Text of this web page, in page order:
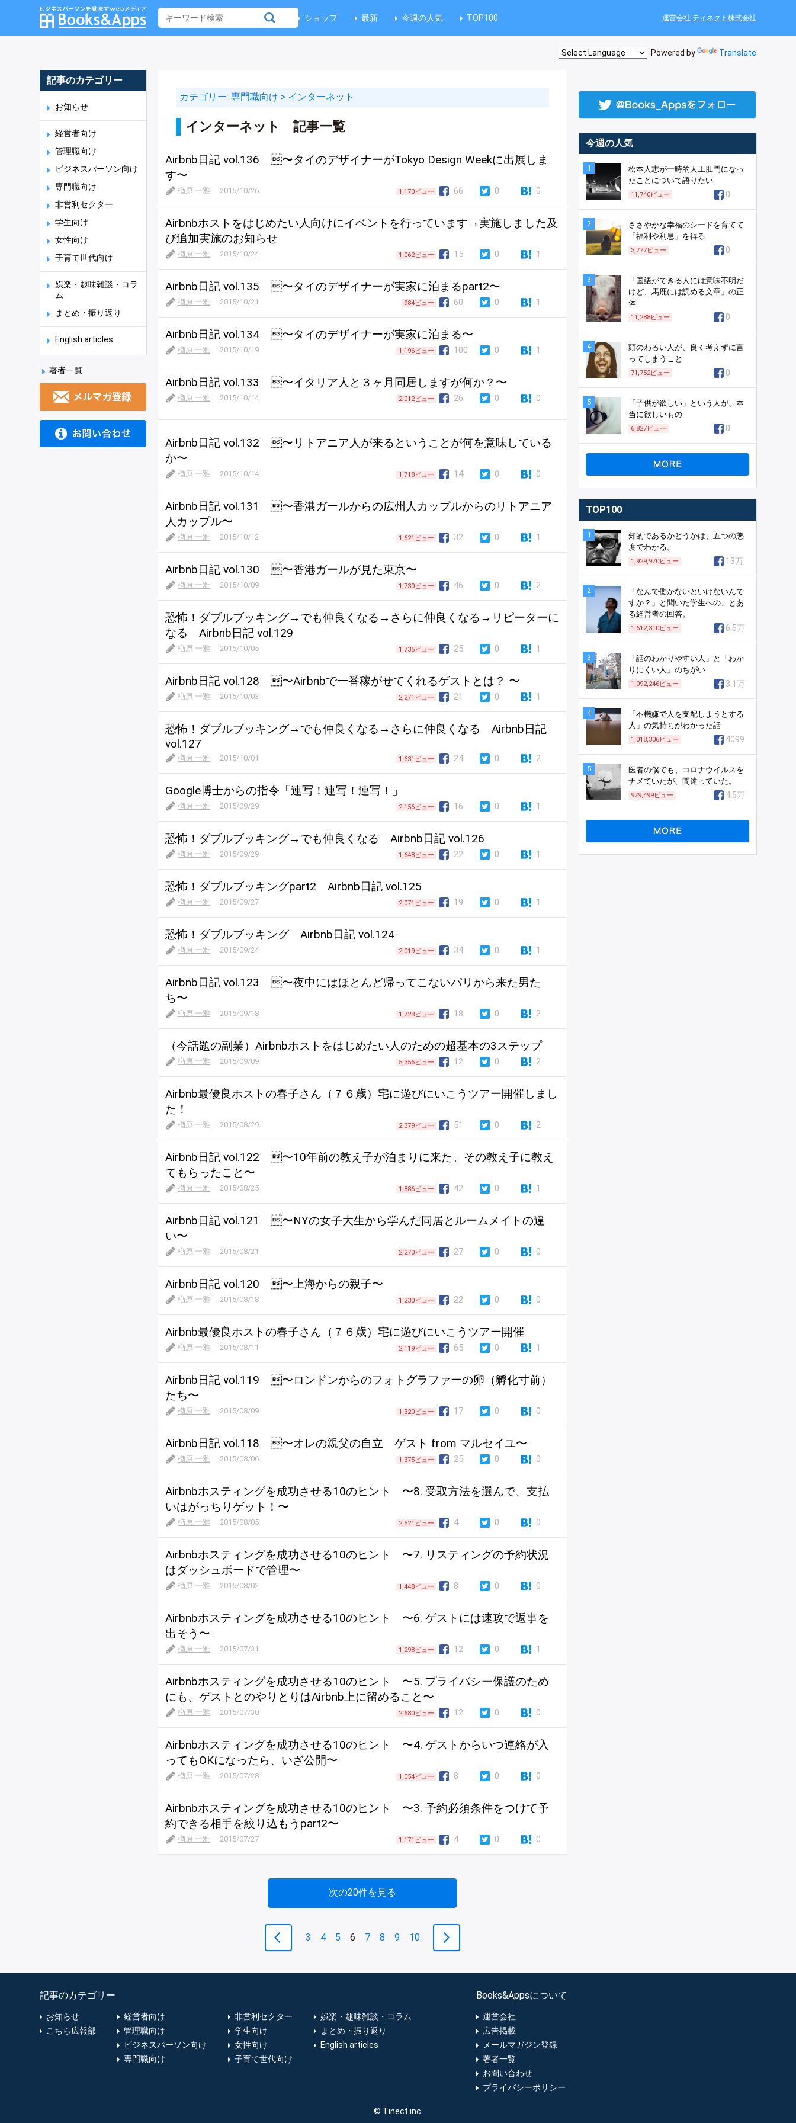
ショップ 最新 今週の人気 TOP100 運営会社 ティネクト株式会社
Powered by Translate
記事のカテゴリー
お知らせ
経営者向け
管理職向け
ビジネスパーソン向け
専門職向け
非営利セクター
学生向け
女性向け
子育て世代向け
娯楽・趣味雑談・コラ
ム
まとめ・振り返り
English articles
著者一覧
カテゴリー: 専門職向け > インターネット
インターネット 記事一覧
Airbnb日記 vol.136 〜タイのデザイナーがTokyo Design Weekに出展しま
す〜
楢原 一雅 2015/10/26 1,170ビュー 66 0 0
Airbnbホストをはじめたい人向けにイベントを行っています→実施しました及
び追加実施のお知らせ
楢原 一雅 2015/10/24 1,062ビュー 15 0 1
Airbnb日記 vol.135 〜タイのデザイナーが実家に泊まるpart2〜
楢原 一雅 2015/10/21 984ビュー 60 0 1
Airbnb日記 vol.134 〜タイのデザイナーが実家に泊まる〜
楢原 一雅 2015/10/19 1,196ビュー 100 0 1
Airbnb日記 vol.133 〜イタリア人と３ヶ月同居しますが何か？〜
楢原 一雅 2015/10/14 2,012ビュー 26 0 0
Airbnb日記 vol.132 〜リトアニア人が来るということが何を意味している
か〜
楢原 一雅 2015/10/14 1,718ビュー 14 0 0
Airbnb日記 vol.131 〜香港ガールからの広州人カップルからのリトアニア
人カップル〜
楢原 一雅 2015/10/12 1,621ビュー 32 0 1
Airbnb日記 vol.130 〜香港ガールが見た東京〜
楢原 一雅 2015/10/09 1,730ビュー 46 0 2
恐怖！ダブルブッキング→でも仲良くなる→さらに仲良くなる→リピーターに
なる Airbnb日記 vol.129
楢原 一雅 2015/10/05 1,735ビュー 25 0 1
Airbnb日記 vol.128 〜Airbnbで一番稼がせてくれるゲストとは？ 〜
楢原 一雅 2015/10/03 2,271ビュー 21 0 1
恐怖！ダブルブッキング→でも仲良くなる→さらに仲良くなる Airbnb日記
vol.127
楢原 一雅 2015/10/01 1,631ビュー 24 0 2
Google博士からの指令「連写！連写！連写！」
楢原 一雅 2015/09/29 2,156ビュー 16 0 1
恐怖！ダブルブッキング→でも仲良くなる Airbnb日記 vol.126
楢原 一雅 2015/09/29 1,648ビュー 22 0 1
恐怖！ダブルブッキングpart2 Airbnb日記 vol.125
楢原 一雅 2015/09/27 2,071ビュー 19 0 1
恐怖！ダブルブッキング Airbnb日記 vol.124
楢原 一雅 2015/09/24 2,019ビュー 34 0 1
Airbnb日記 vol.123 〜夜中にはほとんど帰ってこないパリから来た男た
ち〜
楢原 一雅 2015/09/18 1,728ビュー 18 0 2
（今話題の副業）Airbnbホストをはじめたい人のための超基本の3ステップ
楢原 一雅 2015/09/09 5,356ビュー 12 0 2
Airbnb最優良ホストの春子さん（７６歳）宅に遊びにいこうツアー開催しまし
た！
楢原 一雅 2015/08/29 2,379ビュー 51 0 2
Airbnb日記 vol.122 〜10年前の教え子が泊まりに来た。その教え子に教え
てもらったこと〜
楢原 一雅 2015/08/25 1,886ビュー 42 0 1
Airbnb日記 vol.121 〜NYの女子大生から学んだ同居とルームメイトの違
い〜
楢原 一雅 2015/08/21 2,270ビュー 27 0 0
Airbnb日記 vol.120 〜上海からの親子〜
楢原 一雅 2015/08/18 1,230ビュー 22 0 0
Airbnb最優良ホストの春子さん（７６歳）宅に遊びにいこうツアー開催
楢原 一雅 2015/08/11 2,119ビュー 65 0 1
Airbnb日記 vol.119 〜ロンドンからのフォトグラファーの卵（孵化寸前）
たち〜
楢原 一雅 2015/08/09 1,320ビュー 17 0 0
Airbnb日記 vol.118 〜オレの親父の自立 ゲスト from マルセイユ〜
楢原 一雅 2015/08/06 1,375ビュー 25 0 0
Airbnbホスティングを成功させる10のヒント 〜8. 受取方法を選んで、支払
いはがっちりゲット！〜
楢原 一雅 2015/08/05 2,521ビュー 4 0 0
Airbnbホスティングを成功させる10のヒント 〜7. リスティングの予約状況
はダッシュボードで管理〜
楢原 一雅 2015/08/02 1,448ビュー 8 0 0
Airbnbホスティングを成功させる10のヒント 〜6. ゲストには速攻で返事を
出そう〜
楢原 一雅 2015/07/31 1,298ビュー 12 0 1
Airbnbホスティングを成功させる10のヒント 〜5. プライバシー保護のため
にも、ゲストとのやりとりはAirbnb上に留めること〜
楢原 一雅 2015/07/30 2,680ビュー 12 0 0
Airbnbホスティングを成功させる10のヒント 〜4. ゲストからいつ連絡が入
ってもOKになったら、いざ公開〜
楢原 一雅 2015/07/28 1,054ビュー 8 0 0
Airbnbホスティングを成功させる10のヒント 〜3. 予約必須条件をつけて予
約できる相手を絞り込もうpart2〜
楢原 一雅 2015/07/27 1,171ビュー 4 0 0
次の20件を見る
3 4 5 6 7 8 9 10
今週の人気
1
松本人志が一時的人工肛門になっ
たことについて語りたい
11,740ビュー 0
2
ささやかな幸福のシードを育てて
「福利や利息」を得る
3,777ビュー 0
3
「国語ができる人には意味不明だ
けど、馬鹿には読める文章」の正
体
11,288ビュー 0
4
頭のわるい人が、良く考えずに言
ってしまうこと
71,752ビュー 0
5
「子供が欲しい」という人が、本
当に欲しいもの
6,827ビュー 0
TOP100
1
知的であるかどうかは、五つの態
度でわかる。
1,929,970ビュー 13万
2
「なんで働かないといけないんで
すか？」と聞いた学生への、とあ
る経営者の回答。
1,612,310ビュー 6.5万
3
「話のわかりやすい人」と「わか
りにくい人」のちがい
1,092,246ビュー 3.1万
4
「不機嫌で人を支配しようとする
人」の気持ちがわかった話
1,018,306ビュー 4099
5
医者の僕でも、コロナウイルスを
ナメていたが、間違っていた。
979,499ビュー 4.5万
記事のカテゴリー
お知らせ
こちら広報部
経営者向け
管理職向け
ビジネスパーソン向け
専門職向け
非営利セクター
学生向け
女性向け
子育て世代向け
娯楽・趣味雑談・コラム
まとめ・振り返り
English articles
Books&Appsについて
運営会社
広告掲載
メールマガジン登録
著者一覧
お問い合わせ
プライバシーポリシー
© Tinect inc.